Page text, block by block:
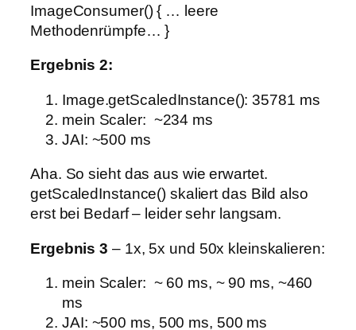
ImageConsumer() { … leere
Methodenrümpfe… }
Ergebnis 2:
Image.getScaledInstance(): 35781 ms
mein Scaler: ~234 ms
JAI: ~500 ms
Aha. So sieht das aus wie erwartet.
getScaledInstance() skaliert das Bild also
erst bei Bedarf – leider sehr langsam.
Ergebnis 3 – 1x, 5x und 50x kleinskalieren:
mein Scaler: ~ 60 ms, ~ 90 ms, ~460
ms
JAI: ~500 ms, 500 ms, 500 ms